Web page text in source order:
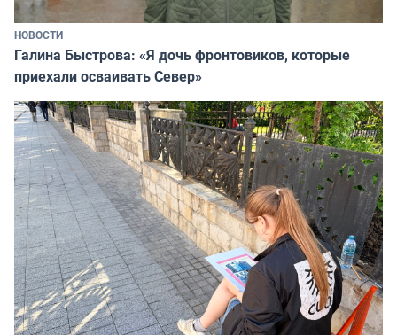
НОВОСТИ
Галина Быстрова: «Я дочь фронтовиков, которые
приехали осваивать Север»